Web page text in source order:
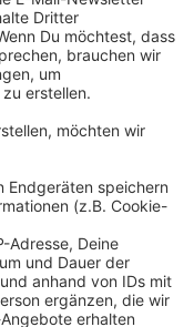
15:17
dafür hier vor
ein
das
könnten nur
sagt